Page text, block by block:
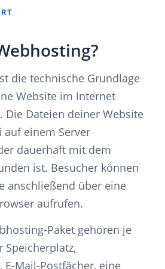
die technische Grundlage
Website im Internet
Die Dateien deiner Website
auf einem Server
dauerhaft mit dem
ist. Besucher können
anschließend über eine
aufrufen.
Paket gehören je
Speicherplatz,
E-Mail-Postfächer, eine